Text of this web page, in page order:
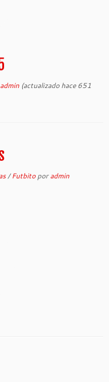
admin (actualizado hace 651
/Futbitoporadmin